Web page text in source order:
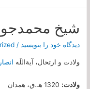
شیخ
دیدگاه‌ خود را بنویسید /
ولادت و ارتحال، آیةاللَه
ولادت: